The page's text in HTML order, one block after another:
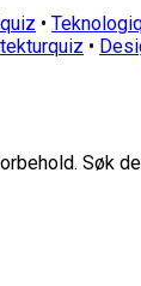
•
•
Søk